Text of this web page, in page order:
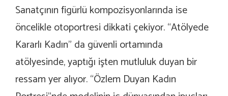
Sanatçının figürlü kompozisyonlarında ise
öncelikle otoportresi dikkati çekiyor. “Atölyede
Kararlı Kadın” da güvenli ortamında
atölyesinde, yaptığı işten mutluluk duyan bir
ressam yer alıyor. “Özlem Duyan Kadın